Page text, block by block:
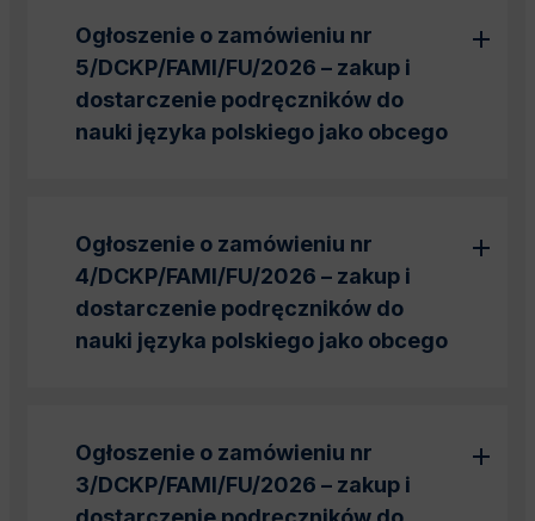
Ogłoszenie o zamówieniu nr
5/DCKP/FAMI/FU/2026 – zakup i
dostarczenie podręczników do
nauki języka polskiego jako obcego
Ogłoszenie o zamówieniu nr
4/DCKP/FAMI/FU/2026 – zakup i
dostarczenie podręczników do
nauki języka polskiego jako obcego
Ogłoszenie o zamówieniu nr
3/DCKP/FAMI/FU/2026 – zakup i